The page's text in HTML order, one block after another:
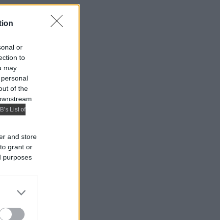
or
to
may
of the
List of
and store
grant or
purposes